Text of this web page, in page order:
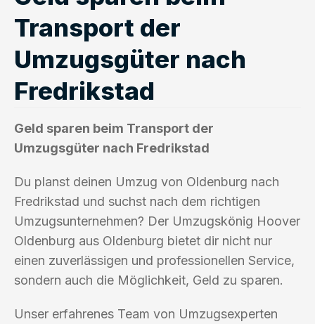
Transport der
Umzugsgüter nach
Fredrikstad
Geld sparen beim Transport der
Umzugsgüter nach Fredrikstad
Du planst deinen Umzug von Oldenburg nach
Fredrikstad und suchst nach dem richtigen
Umzugsunternehmen? Der Umzugskönig Hoover
Oldenburg aus Oldenburg bietet dir nicht nur
einen zuverlässigen und professionellen Service,
sondern auch die Möglichkeit, Geld zu sparen.
Unser erfahrenes Team von Umzugsexperten